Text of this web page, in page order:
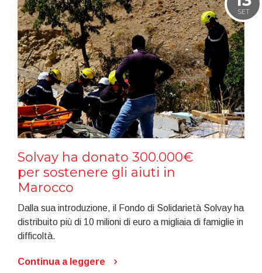
SET
Solvay ha donato 300.000€
per sostenere gli aiuti in
Marocco
Dalla sua introduzione, il Fondo di Solidarietà Solvay ha
distribuito più di 10 milioni di euro a migliaia di famiglie in
difficoltà.
Continua a leggere